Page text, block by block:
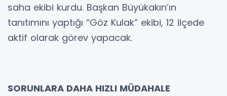
saha ekibi kurdu. Başkan Büyükakın’ın
tanıtımını yaptığı “Göz Kulak” ekibi, 12 ilçede
aktif olarak görev yapacak.
SORUNLARA DAHA HIZLI MÜDAHALE